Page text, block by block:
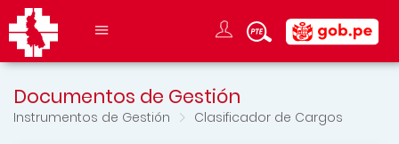
Documentos de Gestión
Instrumentos de Gestión Clasificador de Cargos